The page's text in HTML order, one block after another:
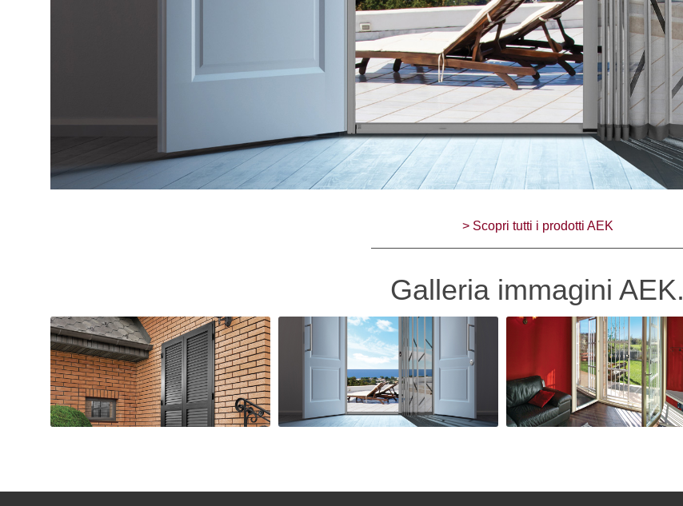
> Scopri tutti i prodotti AEK
Galleria immagini AEK.